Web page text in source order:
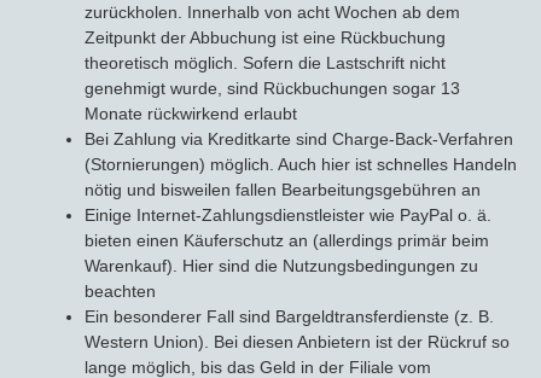
zurückholen. Innerhalb von acht Wochen ab dem
Zeitpunkt der Abbuchung ist eine Rückbuchung
theoretisch möglich. Sofern die Lastschrift nicht
genehmigt wurde, sind Rückbuchungen sogar 13
Monate rückwirkend erlaubt
Bei Zahlung via Kreditkarte sind Charge-Back-Verfahren
(Stornierungen) möglich. Auch hier ist schnelles Handeln
nötig und bisweilen fallen Bearbeitungsgebühren an
Einige Internet-Zahlungsdienstleister wie PayPal o. ä.
bieten einen Käuferschutz an (allerdings primär beim
Warenkauf). Hier sind die Nutzungsbedingungen zu
beachten
Ein besonderer Fall sind Bargeldtransferdienste (z. B.
Western Union). Bei diesen Anbietern ist der Rückruf so
lange möglich, bis das Geld in der Filiale vom